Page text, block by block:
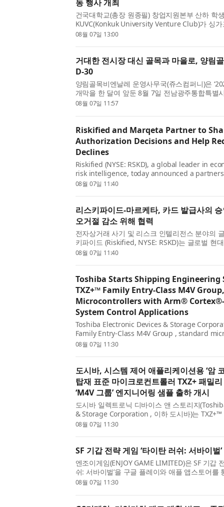
동 행사 개최
건국대학교(총장 원종필) 창업지원본부 산하 학
KUVC(Konkuk University Venture Club)가 싱
(Singapore Management University·이하
08월 07일 13:00
거대한 전시장 대신 골목과 마을로, 양림
D-30
양림골목비엔날레 운영사무국(쥬스컴퍼니)은
개막을 한 달여 앞둔 8월 7일 전남광주통합특별
유니크베뉴 10년후그라운드에서 ‘양림골목비엔
08월 07일 11:57
Riskified and Marqeta Partner to
Authorization Decisions and Help
Declines
Riskified (NYSE: RSKD), a global leader in
risk intelligence, today announced a
(NASDAQ: MQ), the global modern card
08월 07일 11:40
리스키파이드-마르케타, 카드 발급사의
오거절 감소 위해 협력
전자상거래 사기 및 리스크 인텔리전스 분야의
키파이드 (Riskified, NYSE: RSKD)는 글로벌 현
마르케타 (Marqeta, 나스닥: MQ)와 파트너십을
08월 07일 11:40
Toshiba Starts Shipping Engineering
TXZ+™ Family Entry‑Class M4V
Microcontrollers with Arm®
System Control Applications
Toshiba Electronic Devices & Storage
Family Entry-Class M4V Group , standard
Cortex®-M4 core with a floating-point unit
08월 07일 11:30
도시바, 시스템 제어 애플리케이션용 ‘암
탑재 표준 마이크로컨트롤러 TXZ+ 패밀
‘M4V 그룹’ 엔지니어링 샘플 출하 개시
도시바 일렉트로닉 디바이스 앤 스토리지
& Storage Corporation , 이하 도시바)는 TXZ+™
스 M4V 그룹 을 발표했다. 이 신제품은 부동소수
08월 07일 11:30
SF 기갑 전략 게임 ‘타이탄 러쉬: 서바이벌
엔조이게임(ENJOY GAME LIMITED)은 SF 기갑
쉬: 서바이벌’을 구글 플레이와 애플 앱스토어를
다고 7일 밝혔다. ‘타이탄 러쉬: 서바이벌’은 전
08월 07일 11:30